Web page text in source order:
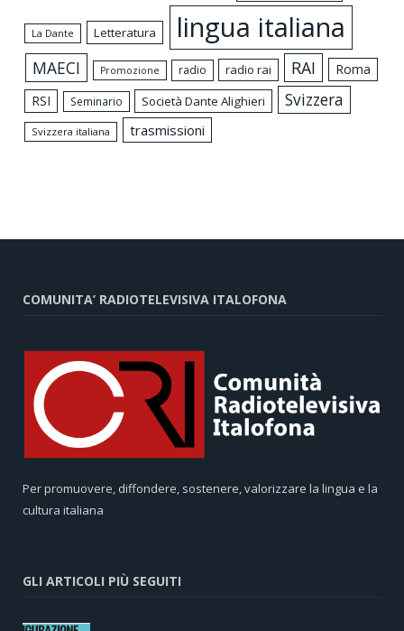
La Dante Letteratura lingua italiana
MAECI Promozione radio radio rai RAI
Roma
RSI
Seminario Società Dante Alighieri Svizzera
Svizzera italiana trasmissioni
COMUNITA’ RADIOTELEVISIVA ITALOFONA
Per promuovere, diffondere, sostenere, valorizzare la lingua e la
cultura italiana
GLI ARTICOLI PIÙ SEGUITI